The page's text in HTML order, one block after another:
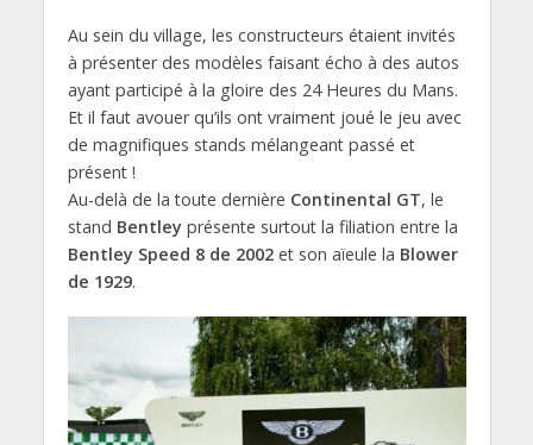
Au sein du village, les constructeurs étaient invités
à présenter des modèles faisant écho à des autos
ayant participé à la gloire des 24 Heures du Mans.
Et il faut avouer qu’ils ont vraiment joué le jeu avec
de magnifiques stands mélangeant passé et
présent !
Au-delà de la toute dernière Continental GT, le
stand Bentleyprésente surtout la filiation entre la
Bentley Speed 8 de 2002et son aïeule la Blower
de 1929.